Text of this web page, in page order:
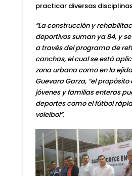
practicar diversas
“La construcción y
deportivos suman ya 84, y
a través del programa de
canchas, el cual se está
zona urbana como en la
Guevara Garza, “el propósito
jóvenes y familias enteras
deportes como el fútbol
voleibol”.